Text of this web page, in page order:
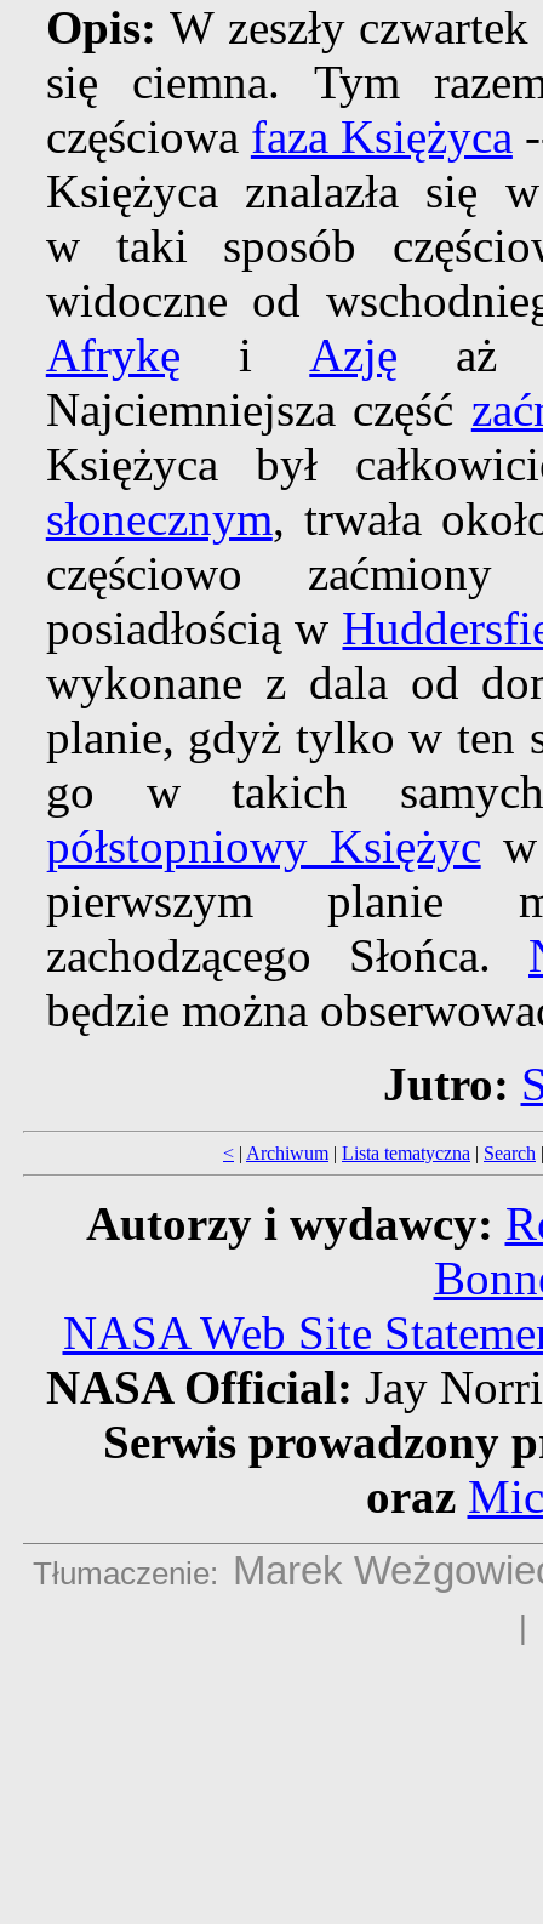
Opis:W zeszły
się ciemna. Tym
częściowa faza Księżyca
Księżyca znalazła się
w taki sposób
widoczne od
Afrykę i Azję aż
Najciemniejsza część
Księżyca był
słonecznym, trwała
częściowo
posiadłością w
wykonane z dala od
planie, gdyż tylko w ten
go w takich
półstopniowy Księżyc
pierwszym planie
zachodzącego Słońca.
będzie można
Jutro:
< | Archiwum | Lista tematyczna | Search
Autorzy i wydawcy:
NASA Web Site
NASA Official: Jay
Serwis prowadzony
oraz
Tłumaczenie: Marek
|